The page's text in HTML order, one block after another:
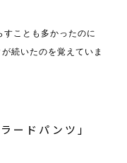
ことも多かったのに
続いたのを覚えていま
ードパンツ」